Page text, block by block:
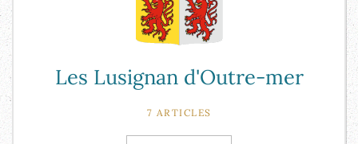
Les Lusignan d'Outre-mer
7 ARTICLES